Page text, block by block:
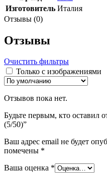
Изготовитель Италия
Отзывы (0)
Отзывы
Очистить фильтры
Только с изображениями
Отзывов пока нет.
Будьте первым, кто оставил
(5/50)”
Ваш адрес email не будет
помечены *
Ваша оценка *